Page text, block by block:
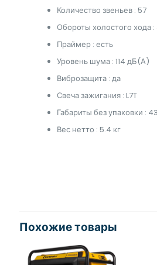
Количество звеньев : 57
Обороты холостого хода
Праймер : есть
Уровень шума : 114 дБ(А)
Виброзащита : да
Свеча зажигания : L7T
Габариты без упаковки :
Вес нетто : 5.4 кг
Похожие товары